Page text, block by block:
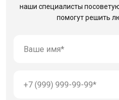
наши специалисты
помогут решить